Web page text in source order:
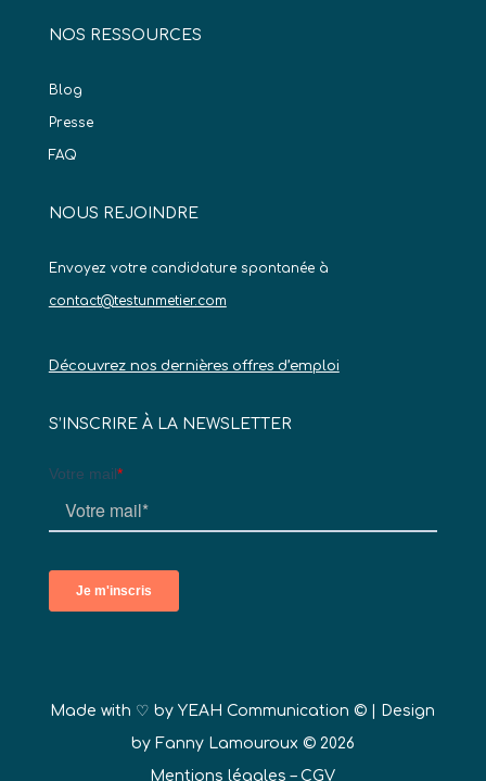
NOS RESSOURCES
Blog
Presse
FAQ
NOUS REJOINDRE
Envoyez votre candidature spontanée à
contact@testunmetier.com
Découvrez nos dernières offres d’emploi
S’INSCRIRE À LA NEWSLETTER
Made with ♡ byYEAH Communication © | Design
by Fanny Lamouroux © 2026
Mentions légales –CGV